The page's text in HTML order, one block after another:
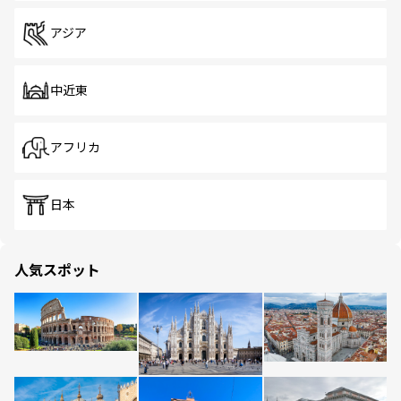
アジア
中近東
アフリカ
日本
人気スポット